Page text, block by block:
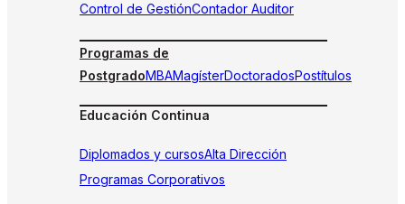
Control de GestiónContador Auditor
Programas de
PostgradoMBAMagísterDoctoradosPostítulos
Educación Continua
Diplomados y cursosAlta Dirección
Programas Corporativos